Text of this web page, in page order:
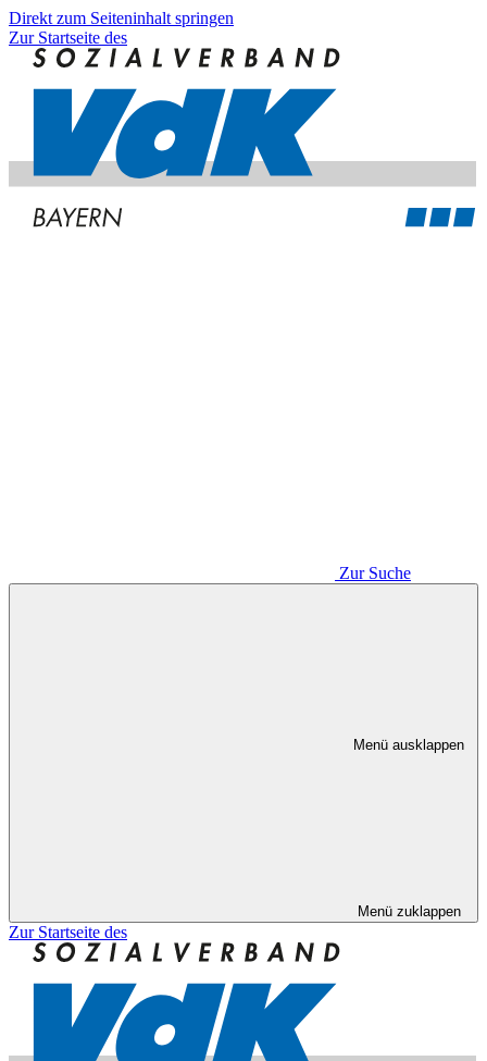
Direkt zum Seiteninhalt springen
Zur Startseite des
Zur Suche
Menü ausklappen
Menü zuklappen
Zur Startseite des